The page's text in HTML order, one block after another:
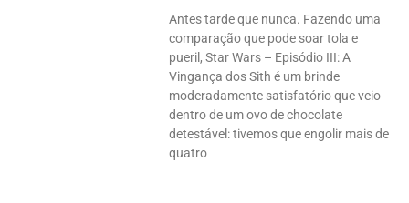
Antes tarde que nunca. Fazendo uma
comparação que pode soar tola e
pueril, Star Wars – Episódio III: A
Vingança dos Sith é um brinde
moderadamente satisfatório que veio
dentro de um ovo de chocolate
detestável: tivemos que engolir mais de
quatro